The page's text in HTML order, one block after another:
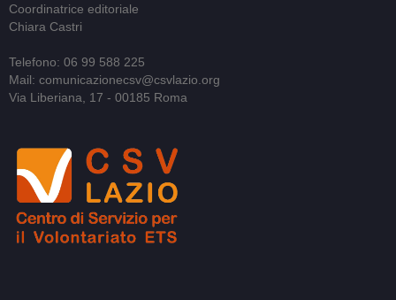
Coordinatrice editoriale
Chiara Castri
Telefono: 06 99 588 225
Mail: comunicazionecsv@csvlazio.org
Via Liberiana, 17 - 00185 Roma